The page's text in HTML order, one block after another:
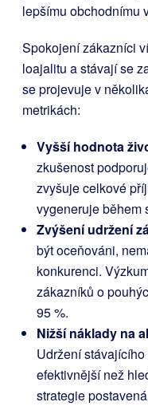
lepšímu obchodnímu
Spokojení zákazníci
loajalitu a stávají se
se projevuje v
metrikách:
Vyšší hodnota
zkušenost
zvyšuje celkové
vygeneruje během
Zvýšení udržení
být oceňováni,
konkurenci.
zákazníků o
95 %.
Nižší náklady na
Udržení
efektivnější než
strategie